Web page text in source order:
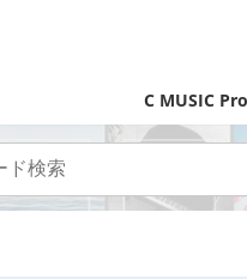
C MUSIC